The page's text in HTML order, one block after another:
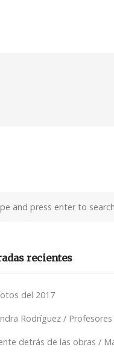
recientes
del 2017
Rodríguez /
detrás de las obras /